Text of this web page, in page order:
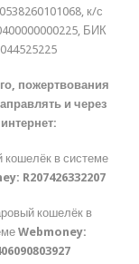
к/с
БИК
044525225
пожертвования
и через
интернет:
кошелёк в системе
R207426332207
кошелёк в
Webmoney: